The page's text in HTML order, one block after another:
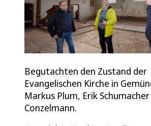
Begutachten den Zustand der
Evangelischen Kirche in
Markus Plum, Erik
Conzelmann.